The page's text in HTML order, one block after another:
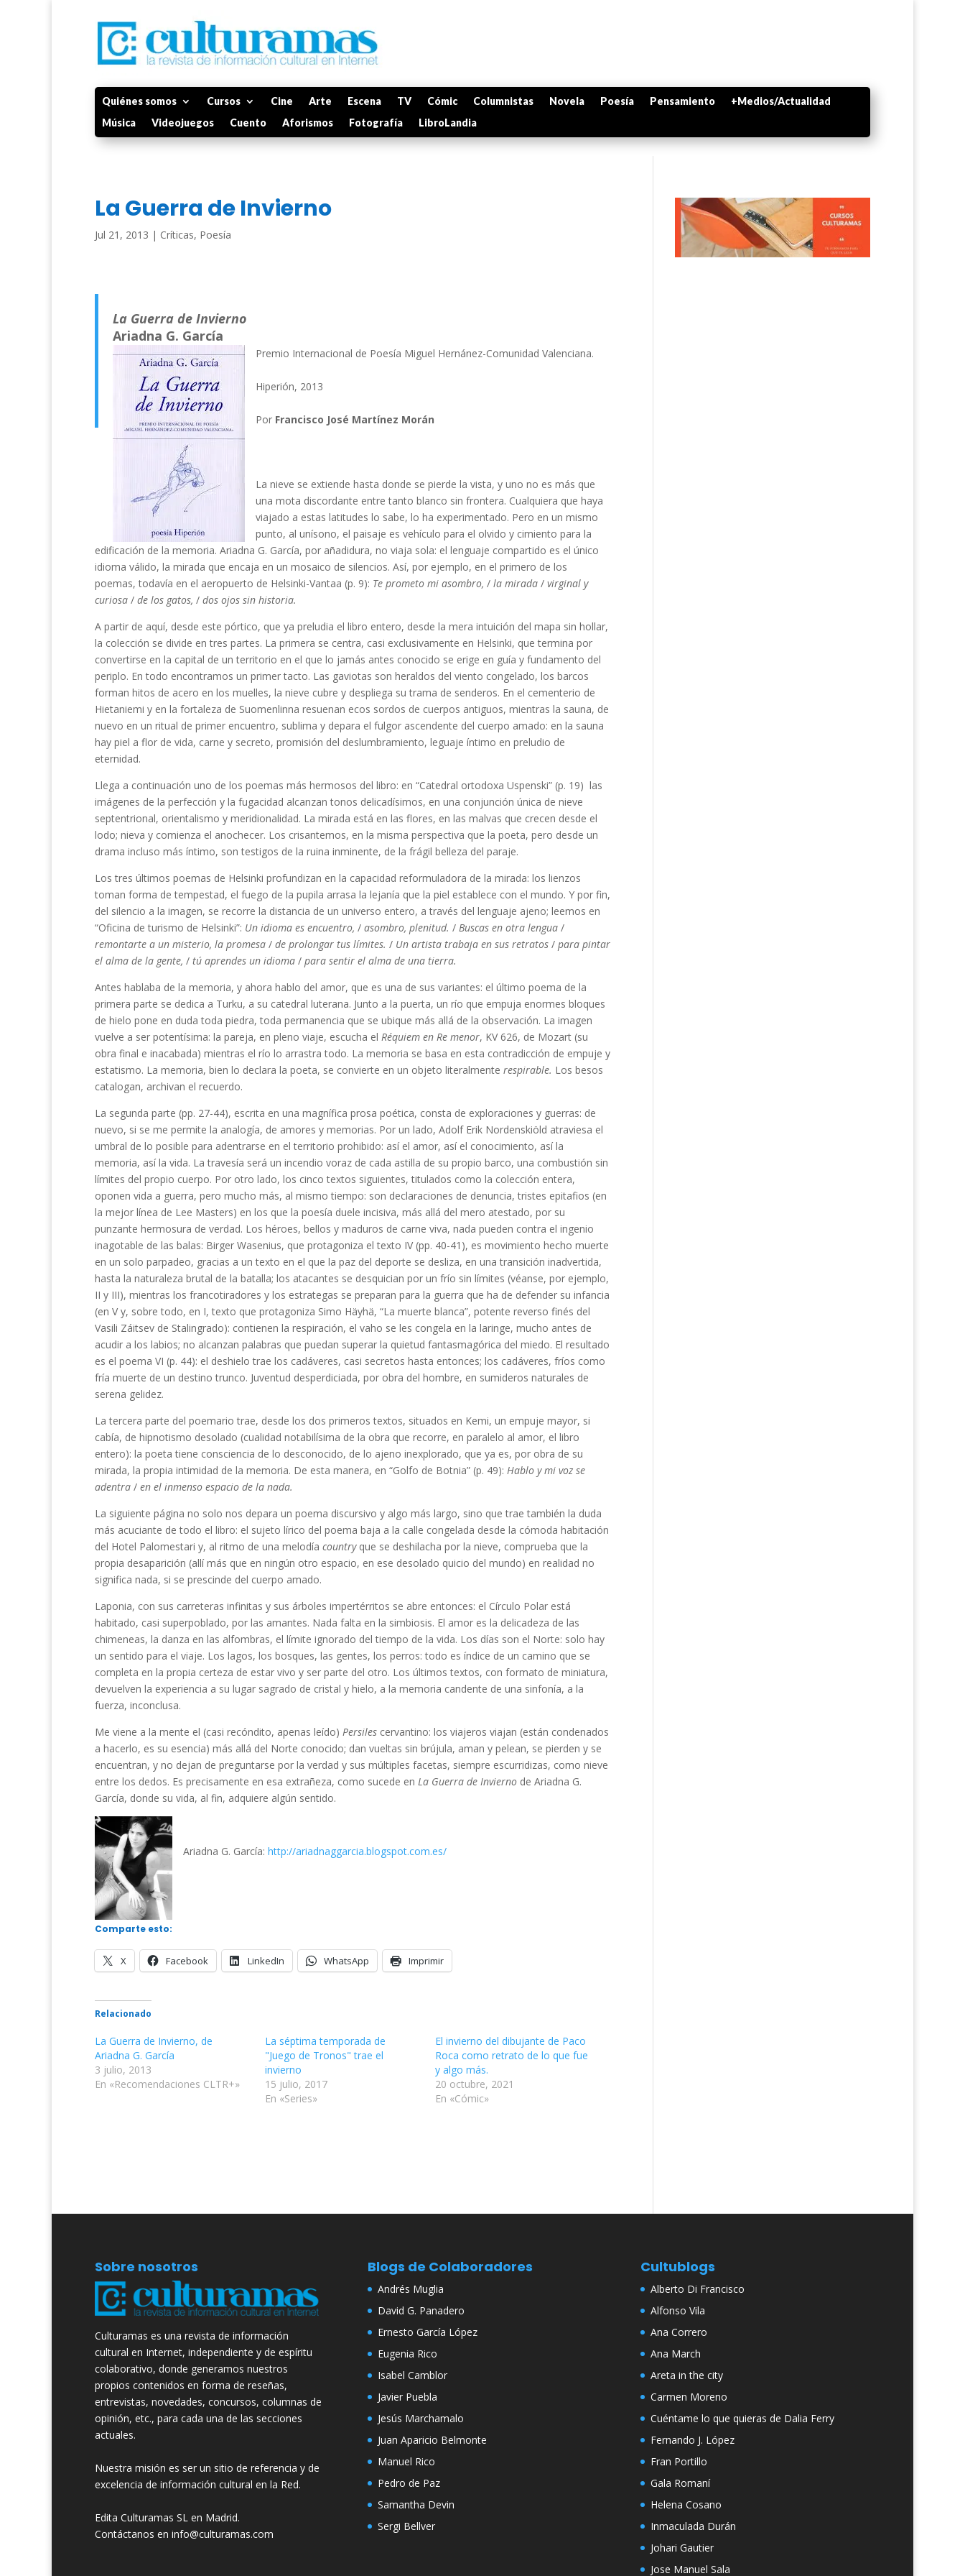
Quiénes somos Cursos Cine Arte Escena TV Cómic Columnistas Novela Poesía Pensamiento
+Medios/Actualidad
Música
Videojuegos Cuento Aforismos Fotografía LibroLandia
La Guerra de Invierno
Jul 21, 2013 | Críticas, Poesía
La Guerra de Invierno
Ariadna G. García
Premio Internacional de Poesía Miguel Hernánez-Comunidad Valenciana.
Hiperión, 2013
Por Francisco José Martínez Morán
La nieve se extiende hasta donde se pierde la vista, y uno no es más que
una mota discordante entre tanto blanco sin frontera. Cualquiera que haya
viajado a estas latitudes lo sabe, lo ha experimentado. Pero en un mismo
punto, al unísono, el paisaje es vehículo para el olvido y cimiento para la
edificación de la memoria. Ariadna G. García, por añadidura, no viaja sola: el lenguaje compartido es el único
idioma válido, la mirada que encaja en un mosaico de silencios. Así, por ejemplo, en el primero de los
poemas, todavía en el aeropuerto de Helsinki-Vantaa (p. 9): Te prometo mi asombro, / la mirada / virginal y
curiosa / de los gatos, / dos ojos sin historia.
A partir de aquí, desde este pórtico, que ya preludia el libro entero, desde la mera intuición del mapa sin hollar,
la colección se divide en tres partes. La primera se centra, casi exclusivamente en Helsinki, que termina por
convertirse en la capital de un territorio en el que lo jamás antes conocido se erige en guía y fundamento del
periplo. En todo encontramos un primer tacto. Las gaviotas son heraldos del viento congelado, los barcos
forman hitos de acero en los muelles, la nieve cubre y despliega su trama de senderos. En el cementerio de
Hietaniemi y en la fortaleza de Suomenlinna resuenan ecos sordos de cuerpos antiguos, mientras la sauna, de
nuevo en un ritual de primer encuentro, sublima y depara el fulgor ascendente del cuerpo amado: en la sauna
hay piel a flor de vida, carne y secreto, promisión del deslumbramiento, leguaje íntimo en preludio de
eternidad.
Llega a continuación uno de los poemas más hermosos del libro: en “Catedral ortodoxa Uspenski” (p. 19) las
imágenes de la perfección y la fugacidad alcanzan tonos delicadísimos, en una conjunción única de nieve
septentrional, orientalismo y meridionalidad. La mirada está en las flores, en las malvas que crecen desde el
lodo; nieva y comienza el anochecer. Los crisantemos, en la misma perspectiva que la poeta, pero desde un
drama incluso más íntimo, son testigos de la ruina inminente, de la frágil belleza del paraje.
Los tres últimos poemas de Helsinki profundizan en la capacidad reformuladora de la mirada: los lienzos
toman forma de tempestad, el fuego de la pupila arrasa la lejanía que la piel establece con el mundo. Y por fin,
del silencio a la imagen, se recorre la distancia de un universo entero, a través del lenguaje ajeno; leemos en
“Oficina de turismo de Helsinki”: Un idioma es encuentro, / asombro, plenitud. / Buscas en otra lengua /
remontarte a un misterio, la promesa / de prolongar tus límites. / Un artista trabaja en sus retratos / para pintar
el alma de la gente, / tú aprendes un idioma / para sentir el alma de una tierra.
Antes hablaba de la memoria, y ahora hablo del amor, que es una de sus variantes: el último poema de la
primera parte se dedica a Turku, a su catedral luterana. Junto a la puerta, un río que empuja enormes bloques
de hielo pone en duda toda piedra, toda permanencia que se ubique más allá de la observación. La imagen
vuelve a ser potentísima: la pareja, en pleno viaje, escucha el Réquiem en Re menor, KV 626, de Mozart (su
obra final e inacabada) mientras el río lo arrastra todo. La memoria se basa en esta contradicción de empuje y
estatismo. La memoria, bien lo declara la poeta, se convierte en un objeto literalmente respirable. Los besos
catalogan, archivan el recuerdo.
La segunda parte (pp. 27-44), escrita en una magnífica prosa poética, consta de exploraciones y guerras: de
nuevo, si se me permite la analogía, de amores y memorias. Por un lado, Adolf Erik Nordenskiöld atraviesa el
umbral de lo posible para adentrarse en el territorio prohibido: así el amor, así el conocimiento, así la
memoria, así la vida. La travesía será un incendio voraz de cada astilla de su propio barco, una combustión sin
límites del propio cuerpo. Por otro lado, los cinco textos siguientes, titulados como la colección entera,
oponen vida a guerra, pero mucho más, al mismo tiempo: son declaraciones de denuncia, tristes epitafios (en
la mejor línea de Lee Masters) en los que la poesía duele incisiva, más allá del mero atestado, por su
punzante hermosura de verdad. Los héroes, bellos y maduros de carne viva, nada pueden contra el ingenio
inagotable de las balas: Birger Wasenius, que protagoniza el texto IV (pp. 40-41), es movimiento hecho muerte
en un solo parpadeo, gracias a un texto en el que la paz del deporte se desliza, en una transición inadvertida,
hasta la naturaleza brutal de la batalla; los atacantes se desquician por un frío sin límites (véanse, por ejemplo,
II y III), mientras los francotiradores y los estrategas se preparan para la guerra que ha de defender su infancia
(en V y, sobre todo, en I, texto que protagoniza Simo Häyhä, “La muerte blanca”, potente reverso finés del
Vasili Záitsev de Stalingrado): contienen la respiración, el vaho se les congela en la laringe, mucho antes de
acudir a los labios; no alcanzan palabras que puedan superar la quietud fantasmagórica del miedo. El resultado
es el poema VI (p. 44): el deshielo trae los cadáveres, casi secretos hasta entonces; los cadáveres, fríos como
fría muerte de un destino trunco. Juventud desperdiciada, por obra del hombre, en sumideros naturales de
serena gelidez.
La tercera parte del poemario trae, desde los dos primeros textos, situados en Kemi, un empuje mayor, si
cabía, de hipnotismo desolado (cualidad notabilísima de la obra que recorre, en paralelo al amor, el libro
entero): la poeta tiene consciencia de lo desconocido, de lo ajeno inexplorado, que ya es, por obra de su
mirada, la propia intimidad de la memoria. De esta manera, en “Golfo de Botnia” (p. 49): Hablo y mi voz se
adentra / en el inmenso espacio de la nada.
La siguiente página no solo nos depara un poema discursivo y algo más largo, sino que trae también la duda
más acuciante de todo el libro: el sujeto lírico del poema baja a la calle congelada desde la cómoda habitación
del Hotel Palomestari y, al ritmo de una melodía country que se deshilacha por la nieve, comprueba que la
propia desaparición (allí más que en ningún otro espacio, en ese desolado quicio del mundo) en realidad no
significa nada, si se prescinde del cuerpo amado.
Laponia, con sus carreteras infinitas y sus árboles impertérritos se abre entonces: el Círculo Polar está
habitado, casi superpoblado, por las amantes. Nada falta en la simbiosis. El amor es la delicadeza de las
chimeneas, la danza en las alfombras, el límite ignorado del tiempo de la vida. Los días son el Norte: solo hay
un sentido para el viaje. Los lagos, los bosques, las gentes, los perros: todo es índice de un camino que se
completa en la propia certeza de estar vivo y ser parte del otro. Los últimos textos, con formato de miniatura,
devuelven la experiencia a su lugar sagrado de cristal y hielo, a la memoria candente de una sinfonía, a la
fuerza, inconclusa.
Me viene a la mente el (casi recóndito, apenas leído) Persiles cervantino: los viajeros viajan (están condenados
a hacerlo, es su esencia) más allá del Norte conocido; dan vueltas sin brújula, aman y pelean, se pierden y se
encuentran, y no dejan de preguntarse por la verdad y sus múltiples facetas, siempre escurridizas, como nieve
entre los dedos. Es precisamente en esa extrañeza, como sucede en La Guerra de Invierno de Ariadna G.
García, donde su vida, al fin, adquiere algún sentido.
Ariadna G. García: http://ariadnaggarcia.blogspot.com.es/
Comparte esto:
X Facebook LinkedIn WhatsApp Imprimir
Relacionado
La Guerra de Invierno, de
Ariadna G. García
3 julio, 2013
En «Recomendaciones CLTR+»
La séptima temporada de
"Juego de Tronos" trae el
invierno
15 julio, 2017
En «Series»
El invierno del dibujante de Paco
Roca como retrato de lo que fue
y algo más.
20 octubre, 2021
En «Cómic»
Sobre nosotros
Culturamas es una revista de información
cultural en Internet, independiente y de espíritu
colaborativo, donde generamos nuestros
propios contenidos en forma de reseñas,
entrevistas, novedades, concursos, columnas de
opinión, etc., para cada una de las secciones
actuales.
Nuestra misión es ser un sitio de referencia y de
excelencia de información cultural en la Red.
Edita Culturamas SL en Madrid.
Contáctanos en info@culturamas.com
Blogs de Colaboradores
Andrés Muglia
David G. Panadero
Ernesto García López
Eugenia Rico
Isabel Camblor
Javier Puebla
Jesús Marchamalo
Juan Aparicio Belmonte
Manuel Rico
Pedro de Paz
Samantha Devin
Sergi Bellver
Cultublogs
Alberto Di Francisco
Alfonso Vila
Ana Correro
Ana March
Areta in the city
Carmen Moreno
Cuéntame lo que quieras de Dalia Ferry
Fernando J. López
Fran Portillo
Gala Romaní
Helena Cosano
Inmaculada Durán
Johari Gautier
Jose Manuel Sala